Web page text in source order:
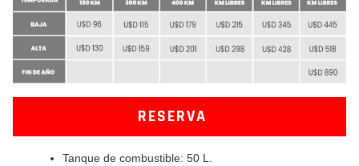
RESERVA
Tanque de combustible: 50 L.